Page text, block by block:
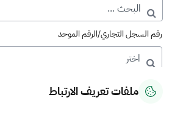
رقم السجل التجاري/الرقم الموحد
رقم الترخيصملفات تعريف الارتباط